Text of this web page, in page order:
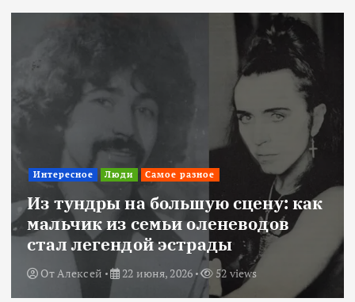
Интересное Люди Самое разное
Из тундры на большую сцену: как
мальчик из семьи оленеводов
стал легендой эстрады
ОтАлексей 22 июня, 2026 52 views